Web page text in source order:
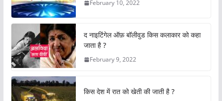
o
o
k
p
p
February 10, 2022
द नाइटिंगेल ऑफ़ बॉलीवुड किस कलाकार को कहा
जाता है ?
February 9, 2022
किस देश में रात को खेती की जाती है ?